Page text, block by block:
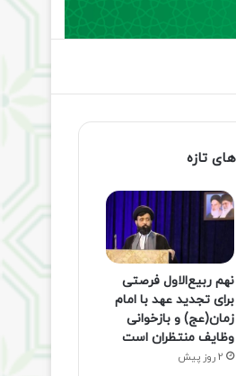
تازه
نهم ربیع‌الاول فرصتی
برای تجدید عهد با امام
زمان(عج) و بازخوانی
وظایف منتظران است
2 روز پیش